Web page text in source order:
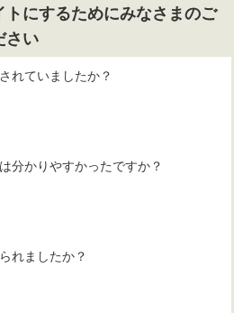
トにするためにみなさまのご
さい
れていましたか？
分かりやすかったですか？
れましたか？